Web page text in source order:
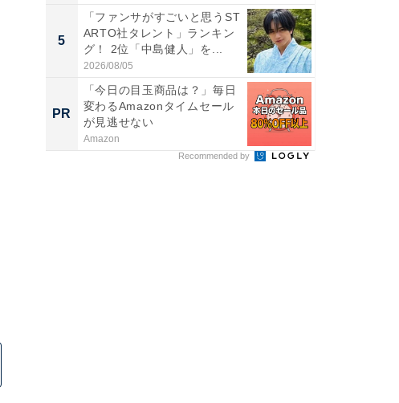
5
「ファンサがすごいと思うST
ARTO社タレント」ランキン
グ！ 2位「中島健人」を...
2026/08/05
PR
「今日の目玉商品は？」毎日
変わるAmazonタイムセール
が見逃せない
Amazon
Recommended by